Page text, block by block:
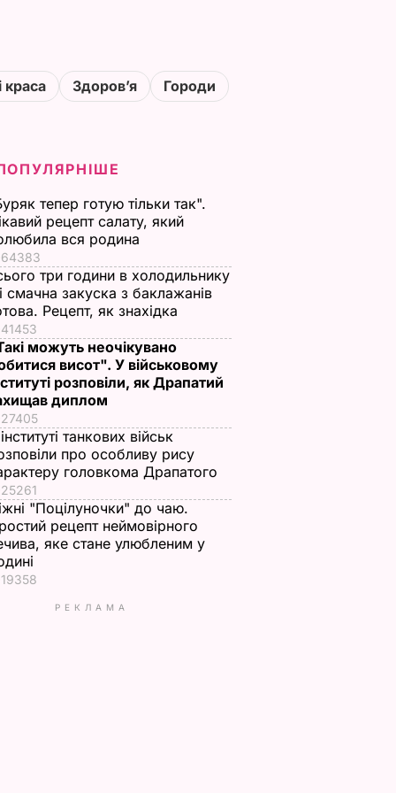
краса Здоровʼя Городи
тепер готую тільки так".
рецепт салату, який
вся родина
64383
три години в холодильнику
смачна закуска з баклажанів
Рецепт, як знахідка
41453
можуть неочікувано
висот". У військовому
розповіли, як Драпатий
диплом
27405
танкових військ
про особливу рису
головкома Драпатого
25261
"Поцілуночки" до чаю.
рецепт неймовірного
яке стане улюбленим у
19358
РЕКЛАМА